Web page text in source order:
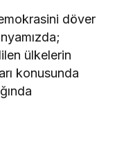
döver
ülkelerin
konusunda